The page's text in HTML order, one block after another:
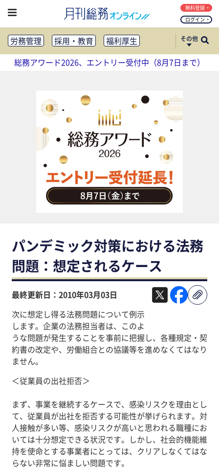
ログイン
無料登録
労務管理 採用・教育
福利厚生
健康経営
働き方改革
法務・コンプライアンス
社外・社内広報
社外・社内コミュニケーション活性化
FM・オフィス移転
CSR・SDGs
テクノロジー活用・DX
助成金・補助金・コスト削減
アウトソーシング・BPO
調査・レポート
その他
総務アワード2026、エントリー受付中（8月7日まで）
パンデミック対策における法務
問題：想定されるケース
最終更新日：2010年03月03日
次に想定し得る法務問題について例示
します。企業の法務担当者は、このよ
うな問題が発生することを事前に把握し、各種規定・契
約書の改定や、労働組合との協議等を進めなくてはなり
ません。
＜従業員の出社拒否＞
まず、事業を継続するケースで、感染リスクを理由とし
て、従業員が出社を拒否する可能性が挙げられます。対
人接触が多い等、感染リスクが高いと思われる職種にお
いては十分想定できる状況です。しかし、社会的機能維
持を使命とする事業者にとっては、クリアしなくてはな
らない非常に悩ましい問題です。